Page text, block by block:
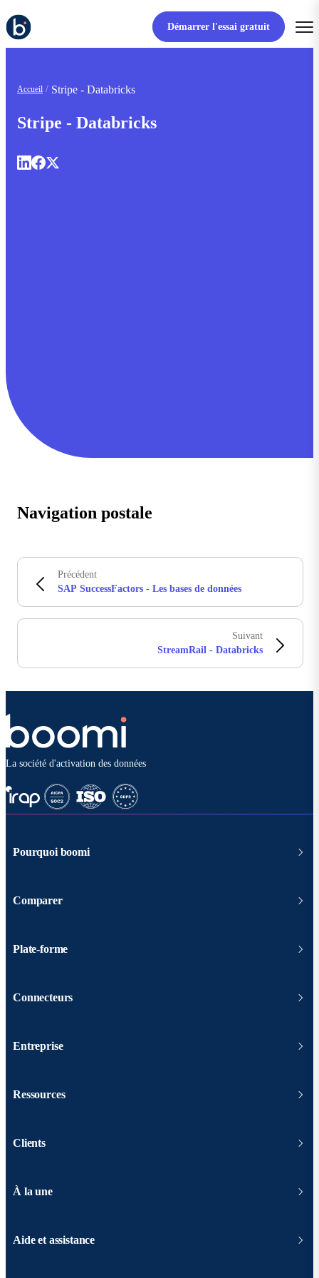
Démarrer l'essai gratuit
Accueil Stripe - Databricks
Stripe - Databricks
Navigation postale
Précédent
SAP SuccessFactors - Les bases de données
Suivant
StreamRail - Databricks
La société d'activation des données
Pourquoi boomi
Comparer
Plate-forme
Connecteurs
Entreprise
Ressources
Clients
À la une
Aide et assistance